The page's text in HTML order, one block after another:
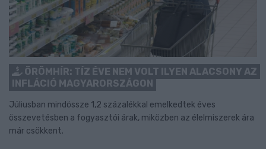
ÖRÖMHÍR: TÍZ ÉVE NEM VOLT ILYEN ALACSONY AZ
INFLÁCIÓ MAGYARORSZÁGON
Júliusban mindössze 1,2 százalékkal emelkedtek éves
összevetésben a fogyasztói árak, miközben az élelmiszerek ára
már csökkent.